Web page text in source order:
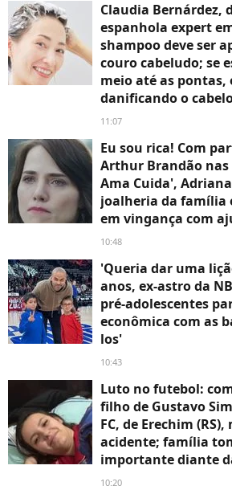
Claudia Bernárdez,
espanhola expert
shampoo deve ser
couro cabeludo; se
meio até as pontas,
danificando o
11:07
Eu sou rica! Com
Arthur Brandão nas
Ama Cuida',
joalheria da família
em vingança com
10:48
'Queria dar uma
anos, ex-astro da
pré-adolescentes
econômica com as
los'
10:43
Luto no futebol:
filho de Gustavo
FC, de Erechim
acidente; família
importante diante
10:20